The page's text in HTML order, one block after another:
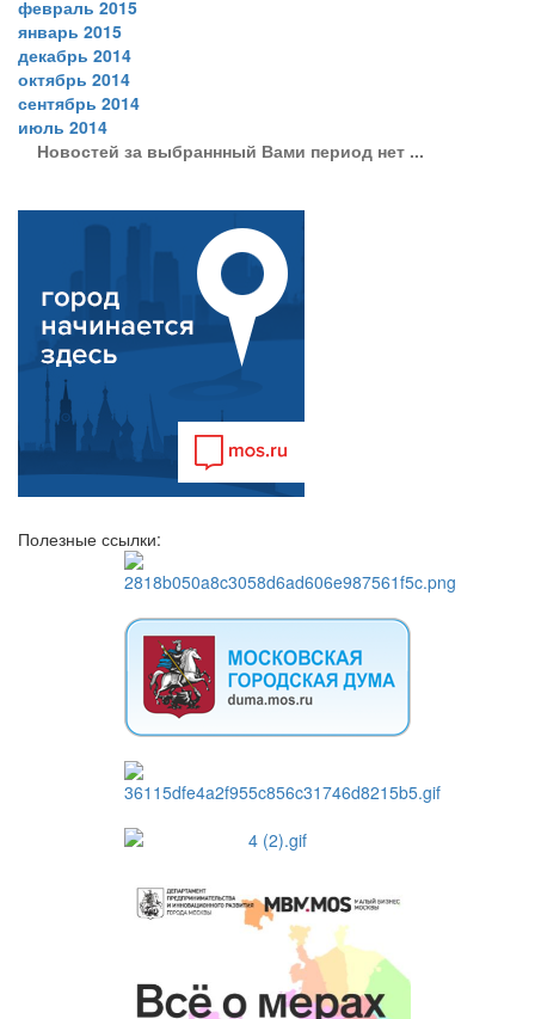
февраль 2015
январь 2015
декабрь 2014
октябрь 2014
сентябрь 2014
июль 2014
Новостей за выбраннный Вами период нет ...
Полезные ссылки: